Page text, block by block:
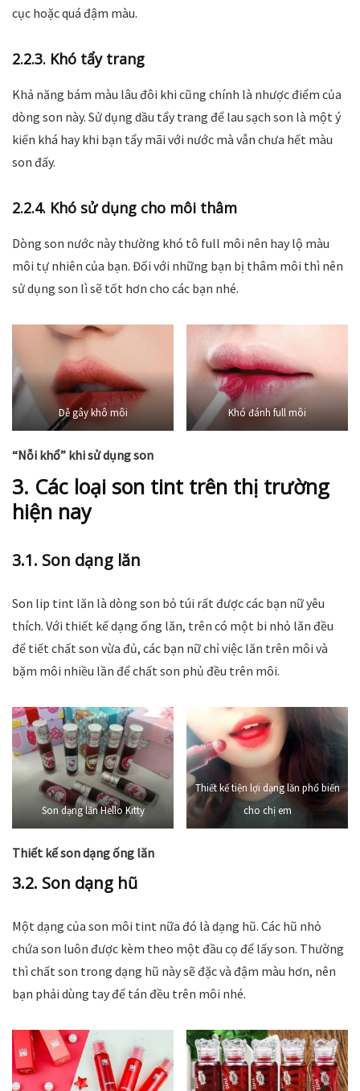
cục hoặc quá đậm màu.
2.2.3. Khó tẩy trang
Khả năng bám màu lâu đôi khi cũng chính là nhược điểm của
dòng son này. Sử dụng dầu tẩy trang để lau sạch son là một ý
kiến khá hay khi bạn tẩy mãi với nước mà vẫn chưa hết màu
son đấy.
2.2.4. Khó sử dụng cho môi thâm
Dòng son nước này thường khó tô full môi nên hay lộ màu
môi tự nhiên của bạn. Đối với những bạn bị thâm môi thì nên
sử dụng son lì sẽ tốt hơn cho các bạn nhé.
Dễ gây khô môi Khó đánh full môi
“Nỗi khổ” khi sử dụng son
3. Các loại son tint trên thị trường
hiện nay
3.1. Son dạng lăn
Son lip tint lăn là dòng son bỏ túi rất được các bạn nữ yêu
thích. Với thiết kế dạng ống lăn, trên có một bi nhỏ lăn đều
để tiết chất son vừa đủ, các bạn nữ chỉ việc lăn trên môi và
bặm môi nhiều lần để chất son phủ đều trên môi.
Son dạng lăn Hello Kitty
Thiết kế tiện lợi dạng lăn phổ biến
cho chị em
Thiết kế son dạng ống lăn
3.2. Son dạng hũ
Một dạng của son môi tint nữa đó là dạng hũ. Các hũ nhỏ
chứa son luôn được kèm theo một đầu cọ để lấy son. Thường
thì chất son trong dạng hũ này sẽ đặc và đậm màu hơn, nên
bạn phải dùng tay để tán đều trên môi nhé.